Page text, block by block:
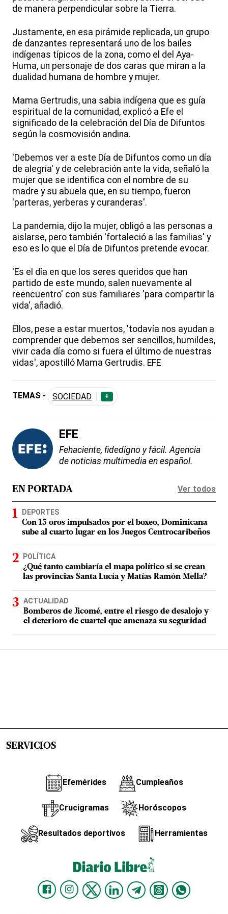
de manera perpendicular sobre la Tierra.
Justamente, en esa pirámide replicada, un grupo
de danzantes representará uno de los bailes
indígenas típicos de la zona, como el del Aya-
Huma, un personaje de dos caras que miran a la
dualidad humana de hombre y mujer.
Mama Gertrudis, una sabia indígena que es guía
espiritual de la comunidad, explicó a Efe el
significado de la celebración del Día de Difuntos
según la cosmovisión andina.
'Debemos ver a este Día de Difuntos como un día
de alegría' y de celebración ante la vida, señaló la
mujer que se identifica con el nombre de su
madre y su abuela que, en su tiempo, fueron
'parteras, yerberas y curanderas'.
La pandemia, dijo la mujer, obligó a las personas a
aislarse, pero también 'fortaleció a las familias' y
eso es lo que el Día de Difuntos pretende evocar.
'Es el día en que los seres queridos que han
partido de este mundo, salen nuevamente al
reencuentro' con sus familiares 'para compartir la
vida', añadió.
Ellos, pese a estar muertos, 'todavía nos ayudan a
comprender que debemos ser sencillos, humildes,
vivir cada día como si fuera el último de nuestras
vidas', apostilló Mama Gertrudis. EFE
TEMAS - SOCIEDAD +
EFE
Fehaciente, fidedigno y fácil. Agencia
de noticias multimedia en español.
EN PORTADA Ver todos
DEPORTES
Con 15 oros impulsados por el boxeo, Dominicana
sube al cuarto lugar en los Juegos Centrocaribeños
POLÍTICA
¿Qué tanto cambiaría el mapa político si se crean
las provincias Santa Lucía y Matías Ramón Mella?
ACTUALIDAD
Bomberos de Jicomé, entre el riesgo de desalojo y
el deterioro de cuartel que amenaza su seguridad
SERVICIOS
Efemérides Cumpleaños
Crucigramas Horóscopos
Resultados deportivos Herramientas